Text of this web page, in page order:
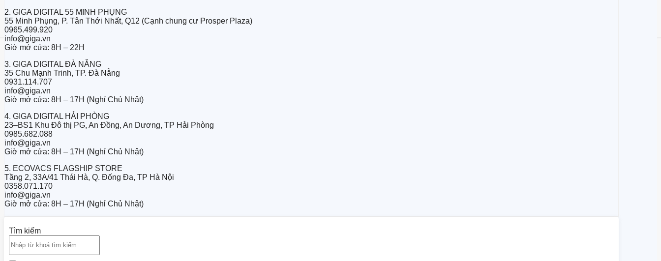
2. GIGA DIGITAL 55 MINH PHỤNG
55 Minh Phụng, P. Tân Thới Nhất, Q12 (Cạnh chung cư Prosper Plaza)
0965.499.920
info@giga.vn
Giờ mở cửa: 8H – 22H
3. GIGA DIGITAL ĐÀ NẴNG
35 Chu Mạnh Trinh, TP. Đà Nẵng
0931.114.707
info@giga.vn
Giờ mở cửa: 8H – 17H (Nghỉ Chủ Nhật)
4. GIGA DIGITAL HẢI PHÒNG
23–BS1 Khu Đô thị PG, An Đồng, An Dương, TP Hải Phòng
0985.682.088
info@giga.vn
Giờ mở cửa: 8H – 17H (Nghỉ Chủ Nhật)
5. ECOVACS FLAGSHIP STORE
Tầng 2, 33A/41 Thái Hà, Q. Đống Đa, TP Hà Nội
0358.071.170
info@giga.vn
Giờ mở cửa: 8H – 17H (Nghỉ Chủ Nhật)
Tìm kiếm